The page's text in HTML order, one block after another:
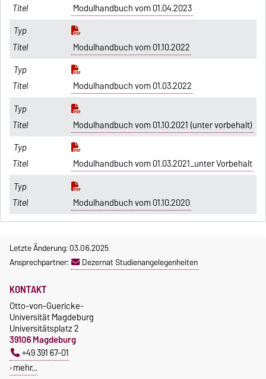
Modulhandbuch vom 01.04.2023
Modulhandbuch vom 01.10.2022
Modulhandbuch vom 01.03.2022
Modulhandbuch vom 01.10.2021 (unter vorbehalt)
Modulhandbuch vom 01.03.2021_unter Vorbehalt
Modulhandbuch vom 01.10.2020
Letzte Änderung: 03.06.2025
Ansprechpartner:
Dezernat Studienangelegenheiten
KONTAKT
Otto-von-Guericke-
Universität Magdeburg
Universitätsplatz 2
39106 Magdeburg
+49 391 67-01
mehr…